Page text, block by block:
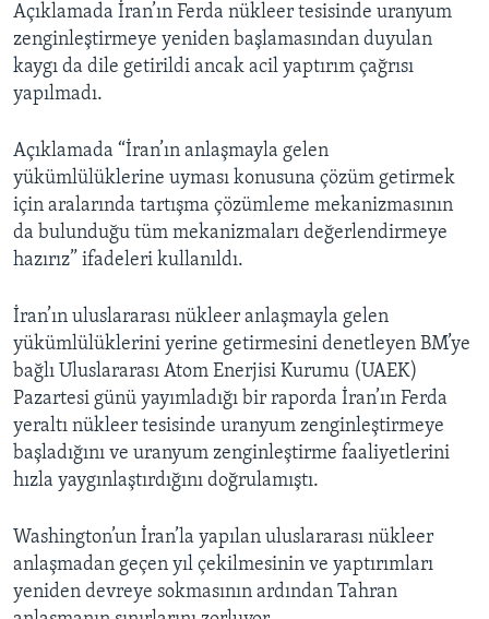
Açıklamada İran’ın Ferda nükleer tesisinde uranyum
zenginleştirmeye yeniden başlamasından duyulan
kaygı da dile getirildi ancak acil yaptırım çağrısı
yapılmadı.
Açıklamada “İran’ın anlaşmayla gelen
yükümlülüklerine uyması konusuna çözüm getirmek
için aralarında tartışma çözümleme mekanizmasının
da bulunduğu tüm mekanizmaları değerlendirmeye
hazırız” ifadeleri kullanıldı.
İran’ın uluslararası nükleer anlaşmayla gelen
yükümlülüklerini yerine getirmesini denetleyen BM’ye
bağlı Uluslararası Atom Enerjisi Kurumu (UAEK)
Pazartesi günü yayımladığı bir raporda İran’ın Ferda
yeraltı nükleer tesisinde uranyum zenginleştirmeye
başladığını ve uranyum zenginleştirme faaliyetlerini
hızla yaygınlaştırdığını doğrulamıştı.
Washington’un İran’la yapılan uluslararası nükleer
anlaşmadan geçen yıl çekilmesinin ve yaptırımları
yeniden devreye sokmasının ardından Tahran